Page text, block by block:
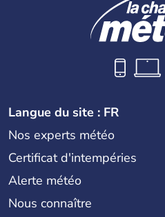
Langue du site : FR
Nos experts météo
Certificat d'intempéries
Alerte météo
Nous connaître